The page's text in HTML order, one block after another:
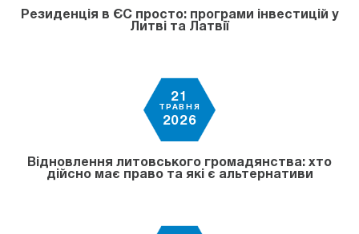
Резиденція в ЄС просто: програми інвестицій у
Литві та Латвії
21
ТРАВНЯ
2026
Відновлення литовського громадянства: хто
дійсно має право та які є альтернативи